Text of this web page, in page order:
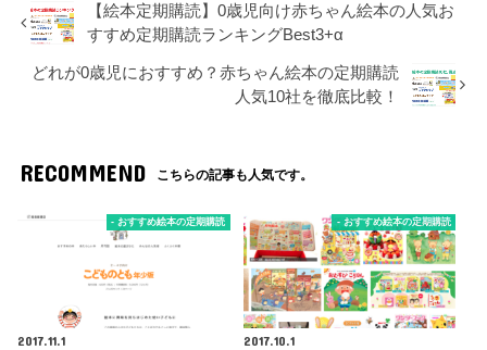
【絵本定期購読】0歳児向け赤ちゃん絵本の人気お
すすめ定期購読ランキングBest3+α
どれが0歳児におすすめ？赤ちゃん絵本の定期購読
人気10社を徹底比較！
RECOMMEND こちらの記事も人気です。
- おすすめ絵本の定期購読
2017.11.1
- おすすめ絵本の定期購読
2017.10.1